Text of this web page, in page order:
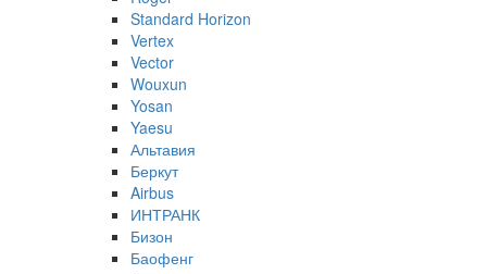
Standard Horizon
Vertex
Vector
Wouxun
Yosan
Yaesu
Альтавия
Беркут
Airbus
ИНТРАНК
Бизон
Баофенг